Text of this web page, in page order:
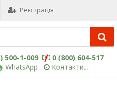
Реєстрація
500-1-009
0 (800) 604-517
WhatsApp Контакти...